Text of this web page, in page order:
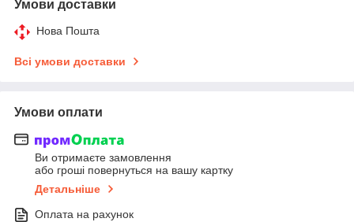
Умови доставки
Нова Пошта
Всі умови доставки
Умови оплати
Ви отримаєте замовлення
або гроші повернуться на вашу картку
Детальніше
Оплата на рахунок